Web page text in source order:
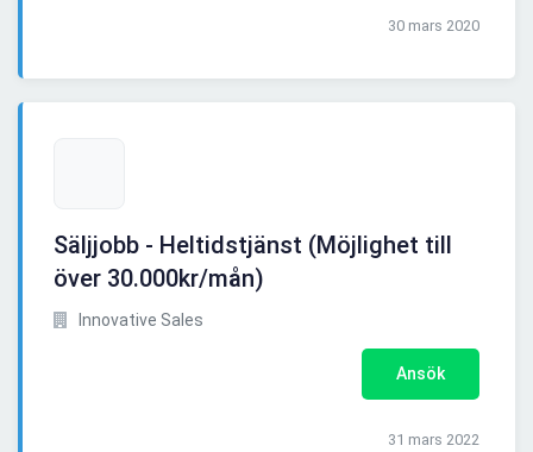
30 mars 2020
Säljjobb - Heltidstjänst (Möjlighet till
över 30.000kr/mån)
Innovative Sales
Ansök
31 mars 2022